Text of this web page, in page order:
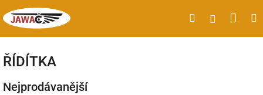
na
obsah
HledatPřihlášení
ŘÍDÍTKA
Nejprodávanější